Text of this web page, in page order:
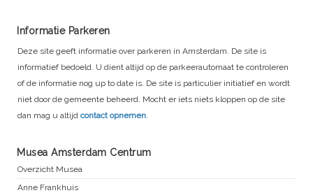
Informatie Parkeren
Deze site geeft informatie over parkeren in Amsterdam. De site is
informatief bedoeld. U dient altijd op de parkeerautomaat te controleren
of de informatie nog up to date is. De site is particulier initiatief en wordt
niet door de gemeente beheerd. Mocht er iets niets kloppen op de site
dan mag u altijd contact opnemen
Musea Amsterdam Centrum
Overzicht Musea
Anne Frankhuis